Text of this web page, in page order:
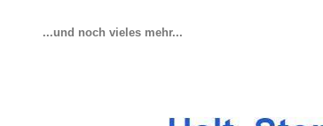
...und noch vieles mehr...